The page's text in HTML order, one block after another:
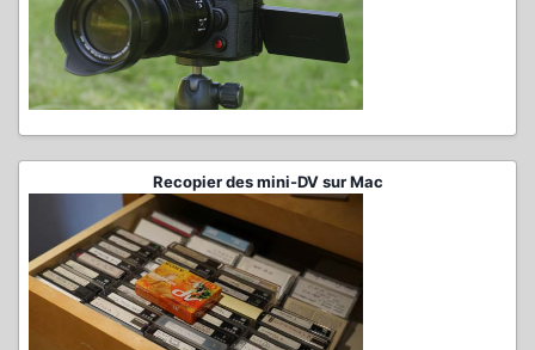
Recopier des mini-DV sur Mac